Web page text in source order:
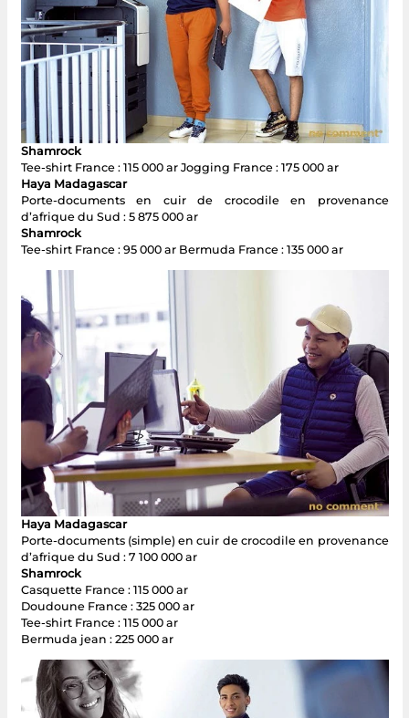
Shamrock
Tee-shirt France : 115 000 ar Jogging France : 175 000 ar
Haya Madagascar
Porte-documents en cuir de crocodile en provenance
d’afrique du Sud : 5 875 000 ar
Shamrock
Tee-shirt France : 95 000 ar Bermuda France : 135 000 ar
Haya Madagascar
Porte-documents (simple) en cuir de crocodile en provenance
d’afrique du Sud : 7 100 000 ar
Shamrock
Casquette France : 115 000 ar
Doudoune France : 325 000 ar
Tee-shirt France : 115 000 ar
Bermuda jean : 225 000 ar